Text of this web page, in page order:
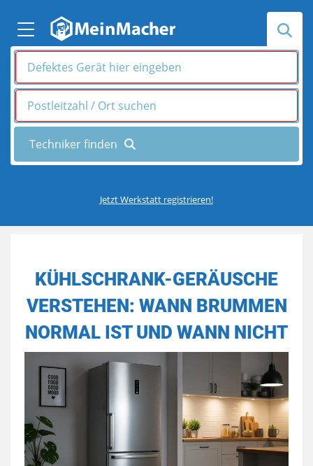
Jetzt Werkstatt registrieren!
KÜHLSCHRANK-GERÄUSCHE
VERSTEHEN: WANN BRUMMEN
NORMAL IST UND WANN NICHT